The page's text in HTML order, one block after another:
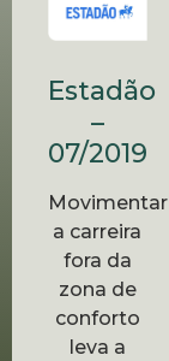
Estadão
–
07/2019
Movimentar
a carreira
fora da
zona de
conforto
leva a